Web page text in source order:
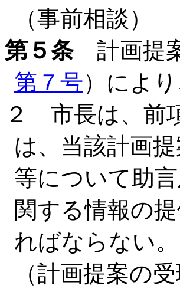
（事前相談）
第５条計画提案
第７号）によ
２ 市長は、前
は、当該計画
等について助
関する情報の
ればならない。
（計画提案の受